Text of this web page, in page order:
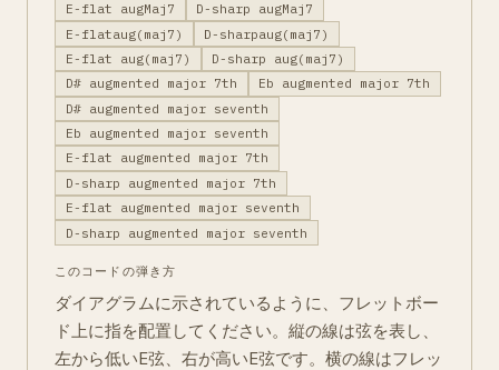
E-flat augMaj7
D-sharp augMaj7
E-flataug(maj7)
D-sharpaug(maj7)
E-flat aug(maj7)
D-sharp aug(maj7)
D# augmented major 7th
Eb augmented major 7th
D# augmented major seventh
Eb augmented major seventh
E-flat augmented major 7th
D-sharp augmented major 7th
E-flat augmented major seventh
D-sharp augmented major seventh
このコードの弾き方
ダイアグラムに示されているように、フレットボー
ド上に指を配置してください。縦の線は弦を表し、
左から低いE弦、右が高いE弦です。横の線はフレッ